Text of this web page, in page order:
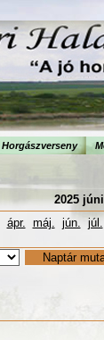
Horgászverseny
2025
ápr. máj. jún. júl.